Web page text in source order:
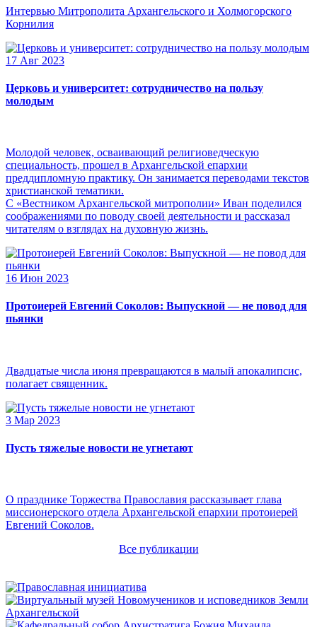
Интервью Митрополита Архангельского и Холмогорского
Корнилия
17 Авг 2023
Церковь и университет: сотрудничество на пользу
молодым
Молодой человек, осваивающий религиоведческую
специальность, прошел в Архангельской епархии
преддипломную практику. Он занимается переводами текстов
христианской тематики.
С «Вестником Архангельской митрополии» Иван поделился
соображениями по поводу своей деятельности и рассказал
читателям о взглядах на духовную жизнь.
16 Июн 2023
Протоиерей Евгений Соколов: Выпускной — не повод для
пьянки
Двадцатые числа июня превращаются в малый апокалипсис,
полагает священник.
3 Мар 2023
Пусть тяжелые новости не угнетают
О празднике Торжества Православия рассказывает глава
миссионерского отдела Архангельской епархии протоиерей
Евгений Соколов.
Все публикации